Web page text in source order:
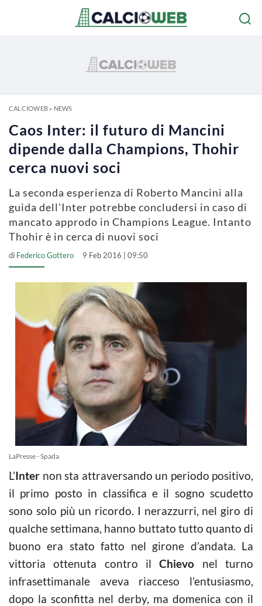
CALCIOWEB» NEWS
Caos Inter: il futuro di Mancini
dipende dalla Champions, Thohir
cerca nuovi soci
La seconda esperienza di Roberto Mancini alla
guida dell'Inter potrebbe concludersi in caso di
mancato approdo in Champions League. Intanto
Thohir è in cerca di nuovi soci
di Federico Gottero 9 Feb 2016 | 09:50
LaPresse - Spada
L’Inter non sta attraversando un periodo positivo,
il primo posto in classifica e il sogno scudetto
sono solo più un ricordo. I nerazzurri, nel giro di
qualche settimana, hanno buttato tutto quanto di
buono era stato fatto nel girone d’andata. La
vittoria ottenuta contro ilChievo nel turno
infrasettimanale aveva riacceso l’entusiasmo,
dopo la sconfitta nel derby, ma domenica con il